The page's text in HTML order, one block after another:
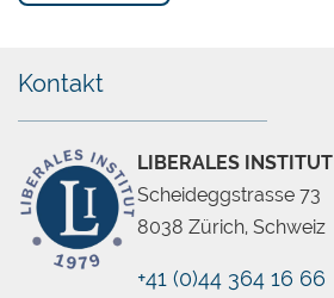
Kontakt
LIBERALES INSTITUT
Scheideggstrasse 73
8038 Zürich, Schweiz
+41 (0)44 364 16 66